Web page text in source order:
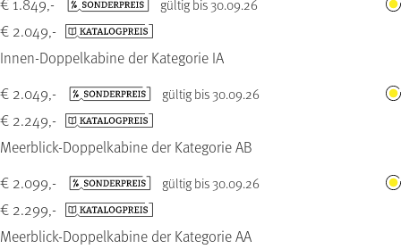
Innen-Doppelkabine der Kategorie IA
gültig bis 30.09.26
€ 2.049,-
Meerblick-Doppelkabine der Kategorie AB
€ 2.049,- gültig bis 30.09.26
€ 2.249,-
Meerblick-Doppelkabine der Kategorie AA
€ 2.099,- gültig bis 30.09.26
€ 2.299,-